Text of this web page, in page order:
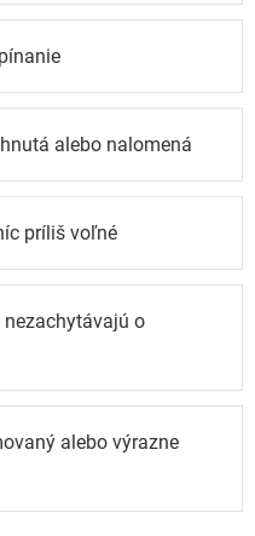
alebo nalomená
príliš voľné
o
alebo výrazne